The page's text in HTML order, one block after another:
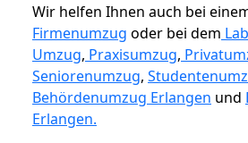
Wir helfen Ihnen auch bei
Firmenumzug oder bei dem
Umzug, Praxisumzug,
Seniorenumzug,
Behördenumzug Erlangen und
Erlangen.